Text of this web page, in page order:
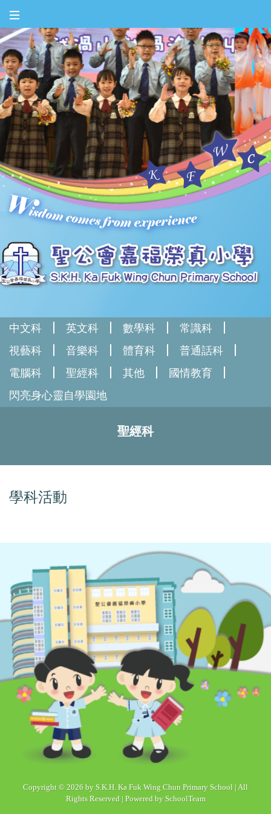
中文科 英文科 數學科
常識科
視藝科
音樂科 體育科
普通話科
電腦科
聖經科 其他
國情教育
閃亮身心靈自學園地
聖經科
學科活動
Copyright © 2026 by S.K.H. Ka Fuk Wing Chun Primary School | All
Rights Reserved | Powered by SchoolTeam